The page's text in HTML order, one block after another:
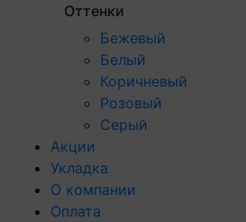
Оттенки
Бежевый
Белый
Коричневый
Розовый
Серый
Акции
Укладка
О компании
Оплата